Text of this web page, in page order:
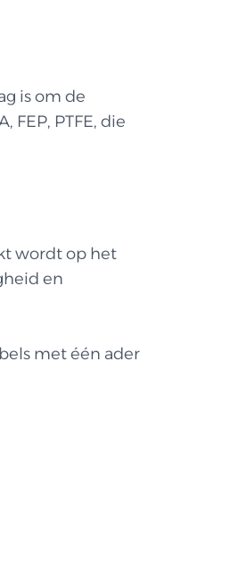
is om de
FEP, PTFE, die
wordt op het
en
met één ader